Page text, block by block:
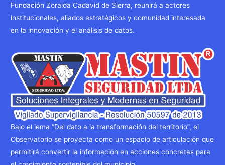
Fundación Zoraida Cadavid de Sierra, reunirá a actores
institucionales, aliados estratégicos y comunidad interesada
en la innovación y el análisis de datos.
Bajo el lema “Del dato a la transformación del territorio”, el
Observatorio se proyecta como un espacio de articulación que
permitirá convertir la información en acciones concretas para